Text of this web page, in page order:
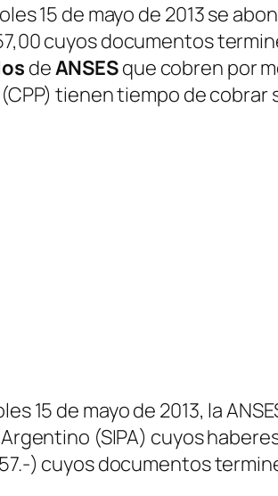
15 de mayo de 2013 se
cuyos documentos
deANSESque cobren por
tienen tiempo de cobrar
15 de mayo de 2013, la
(SIPA) cuyos
) cuyos documentos